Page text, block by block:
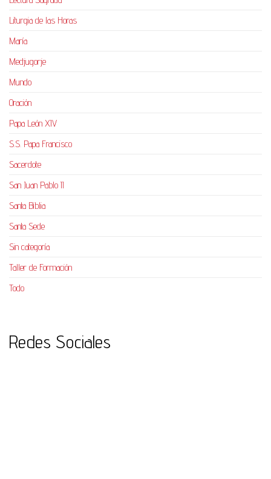
Liturgia de las Horas
María
Medjugorje
Mundo
Oración
Papa León XIV
S.S. Papa Francisco
Sacerdote
San Juan Pablo II
Santa Biblia
Santa Sede
Sin categoría
Taller de Formación
Todo
Redes Sociales